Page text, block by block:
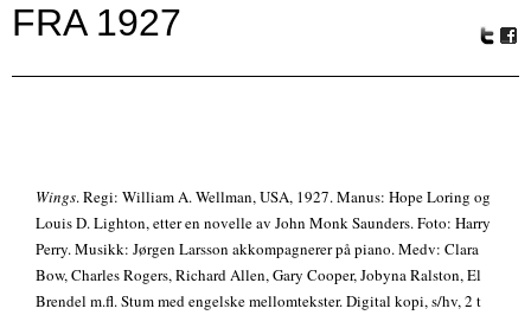
FRA 1927
Wings. Regi: William A. Wellman, USA, 1927. Manus: Hope Loring og
Louis D. Lighton, etter en novelle av John Monk Saunders. Foto: Harry
Perry. Musikk: Jørgen Larsson akkompagnerer på piano. Medv: Clara
Bow, Charles Rogers, Richard Allen, Gary Cooper, Jobyna Ralston, El
Brendel m.fl. Stum med engelske mellomtekster. Digital kopi, s/hv, 2 t